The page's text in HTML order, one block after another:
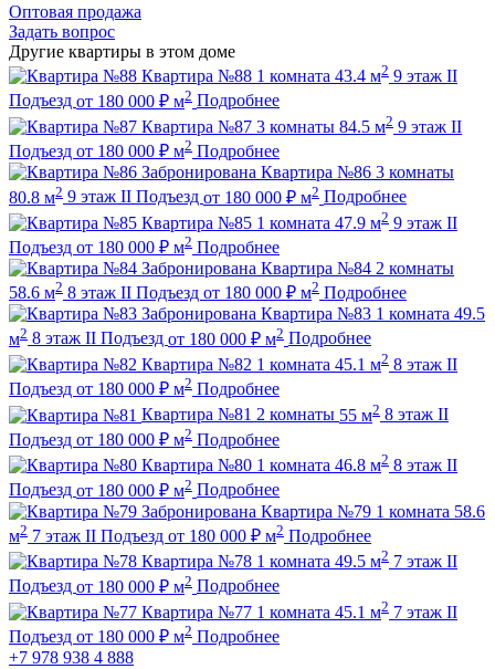
Оптовая продажа
Задать вопрос
Другие квартиры в этом доме
Квартира №88 1 комната 43.4 м2 9 этаж II
Подъезд от 180 000 ₽ м2 Подробнее
Квартира №87 3 комнаты 84.5 м2 9 этаж II
Подъезд от 180 000 ₽ м2 Подробнее
Забронирована Квартира №86 3 комнаты
80.8 м2 9 этаж II Подъезд от 180 000 ₽ м2 Подробнее
Квартира №85 1 комната 47.9 м2 9 этаж II
Подъезд от 180 000 ₽ м2 Подробнее
Забронирована Квартира №84 2 комнаты
58.6 м2 8 этаж II Подъезд от 180 000 ₽ м2 Подробнее
Забронирована Квартира №83 1 комната 49.5
м2 8 этаж II Подъезд от 180 000 ₽ м2 Подробнее
Квартира №82 1 комната 45.1 м2 8 этаж II
Подъезд от 180 000 ₽ м2 Подробнее
Квартира №81 2 комнаты 55 м2 8 этаж II
Подъезд от 180 000 ₽ м2 Подробнее
Квартира №80 1 комната 46.8 м2 8 этаж II
Подъезд от 180 000 ₽ м2 Подробнее
Забронирована Квартира №79 1 комната 58.6
м2 7 этаж II Подъезд от 180 000 ₽ м2 Подробнее
Квартира №78 1 комната 49.5 м2 7 этаж II
Подъезд от 180 000 ₽ м2 Подробнее
Квартира №77 1 комната 45.1 м2 7 этаж II
Подъезд от 180 000 ₽ м2 Подробнее
+7 978 938 4 888